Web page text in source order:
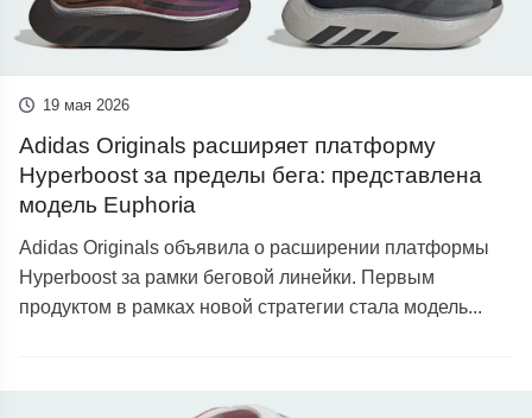
19 мая 2026
Adidas Originals расширяет платформу
Hyperboost за пределы бега: представлена
модель Euphoria
Adidas Originals объявила о расширении платформы
Hyperboost за рамки беговой линейки. Первым
продуктом в рамках новой стратегии стала модель...